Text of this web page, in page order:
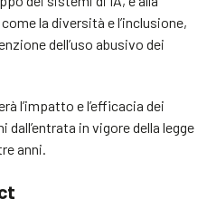
la diversità e l’inclusione,
dell’uso abusivo dei
l’impatto e l’efficacia dei
in vigore della legge
anni.